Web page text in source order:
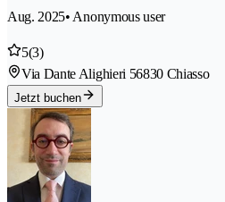
Aug. 2025• Anonymous user
5(3)
Via Dante Alighieri 56830 Chiasso
Jetzt buchen